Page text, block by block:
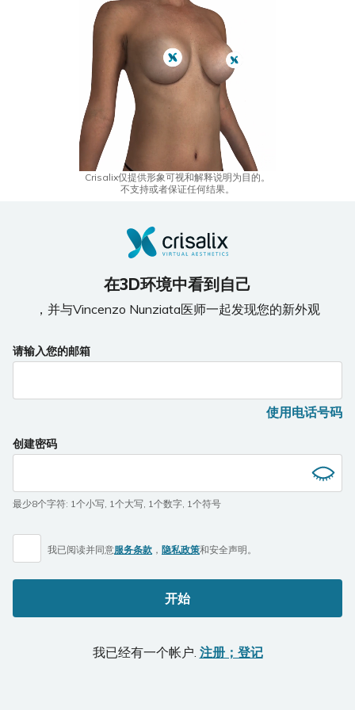
Crisalix仅提供形象可视和解释说明为目的。
不支持或者保证任何结果。
在3D环境中看到自己
，并与Vincenzo Nunziata医师一起发现您的新外观
If
a
ignore
this
请输入您的邮箱
使用电话号码
创建密码
最少8个字符: 1个小写, 1个大写, 1个数字, 1个符号
我已阅读并同意服务条款 ， 隐私政策和安全声明。
开始
我已经有一个帐户. 注册；登记